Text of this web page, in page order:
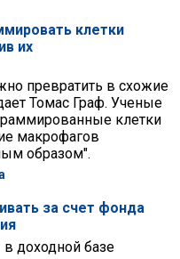
клетки
их
превратить в схожие
Томас Граф. Ученые
клетки
макрофагов
образом".
за счет фонда
доходной базе